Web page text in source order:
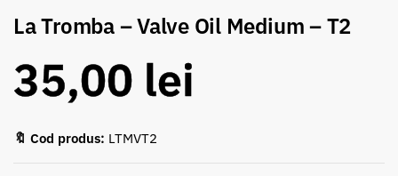
La Tromba – Valve Oil Medium – T2
35,00 lei
🔖 Cod produs: LTMVT2